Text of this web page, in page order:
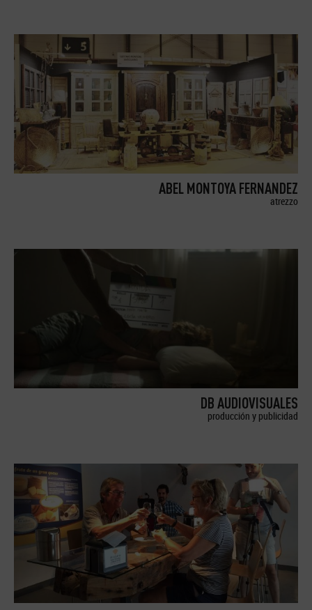
ABEL MONTOYA FERNANDEZ
atrezzo
DB AUDIOVISUALES
producción y publicidad